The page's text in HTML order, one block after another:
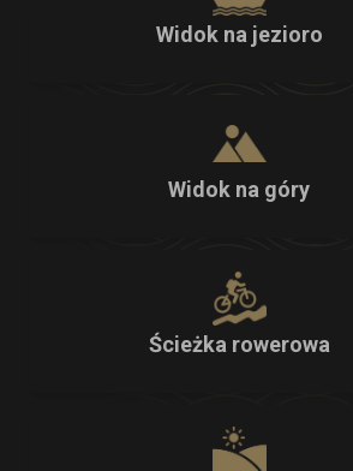
Widok na jezioro
Widok na góry
Ścieżka rowerowa